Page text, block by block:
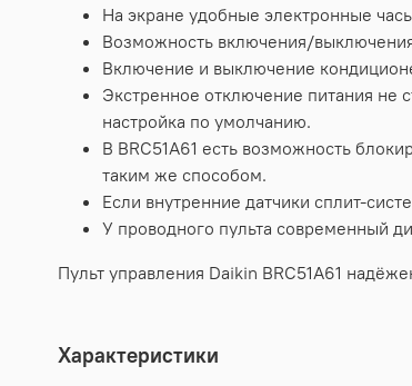
На экране удобные электронные
Возможность включения/
Включение и выключение
Экстренное отключение питания не
настройка по умолчанию.
В BRC51A61 есть возможность
таким же способом.
Если внутренние датчики сплит-
У проводного пульта современный
Пульт управления Daikin BRC51A61
Характеристики